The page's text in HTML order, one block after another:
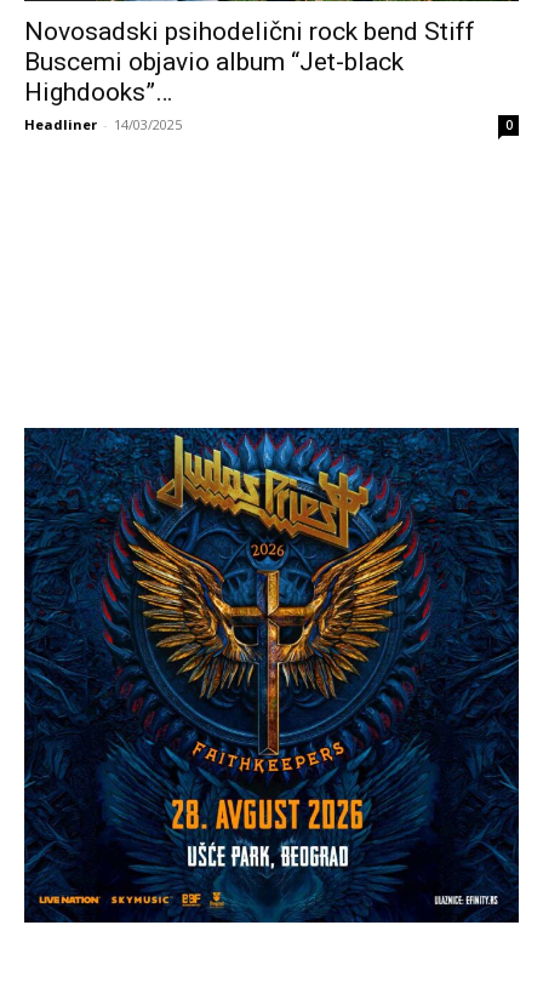
Novosadski psihodelični rock bend Stiff
Buscemi objavio album “Jet-black
Highdooks”…
Headliner - 14/03/2025 0